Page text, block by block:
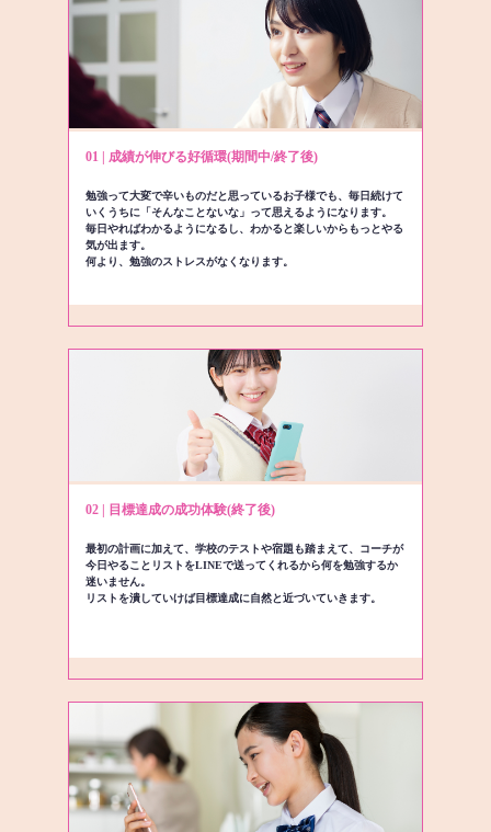
01 | 成績が伸びる好循環(期間中/終了後)
勉強って大変で辛いものだと思っているお子様でも、毎日続けて
いくうちに「そんなことないな」って思えるようになります。
毎日やればわかるようになるし、わかると楽しいからもっとやる
気が出ます。
何より、勉強のストレスがなくなります。
02 | 目標達成の成功体験(終了後)
最初の計画に加えて、学校のテストや宿題も踏まえて、コーチが
今日やることリストをLINEで送ってくれるから何を勉強するか
迷いません。
リストを潰していけば目標達成に自然と近づいていきます。